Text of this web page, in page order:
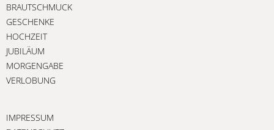
BRAUTSCHMUCK
GESCHENKE
HOCHZEIT
JUBILÄUM
MORGENGABE
VERLOBUNG
IMPRESSUM